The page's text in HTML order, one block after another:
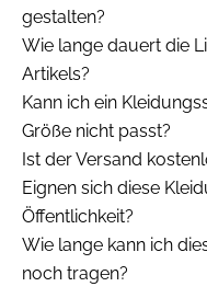
gestalten?
Wie lange dauert die
Artikels?
Kann ich ein
Größe nicht passt?
Ist der Versand
Eignen sich diese
Öffentlichkeit?
Wie lange kann ich
noch tragen?